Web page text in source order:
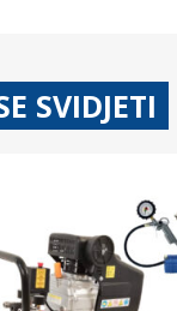
SVIDJETI